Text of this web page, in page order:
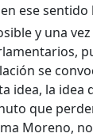
en ese
y una
se
idea, la idea
que
Moreno,